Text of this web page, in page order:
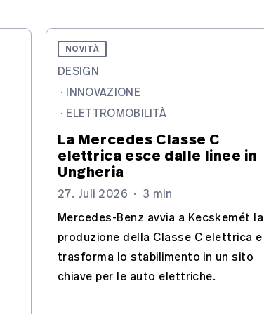
NOVITÀ
DESIGN
· INNOVAZIONE
· ELETTROMOBILITÀ
La Mercedes Classe C
elettrica esce dalle linee in
Ungheria
27. Juli 2026 · 3 min
Mercedes-Benz avvia a Kecskemét la
produzione della Classe C elettrica e
trasforma lo stabilimento in un sito
chiave per le auto elettriche.